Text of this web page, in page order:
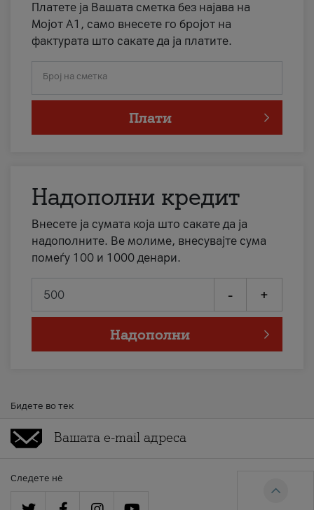
Платете ја Вашата сметка без најава на
Мојот А1, само внесете го бројот на
фактурата што сакате да ја платите.
Број на сметка
Плати
Надополни кредит
Внесете ја сумата која што сакате да ја
надополните. Ве молиме, внесувајте сума
помеѓу 100 и 1000 денари.
- +
Надополни
Бидете во тек
Следете нè